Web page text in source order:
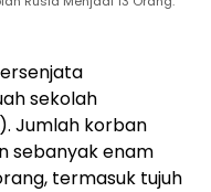
sekolah
Jumlah korban
sebanyak enam
termasuk tujuh